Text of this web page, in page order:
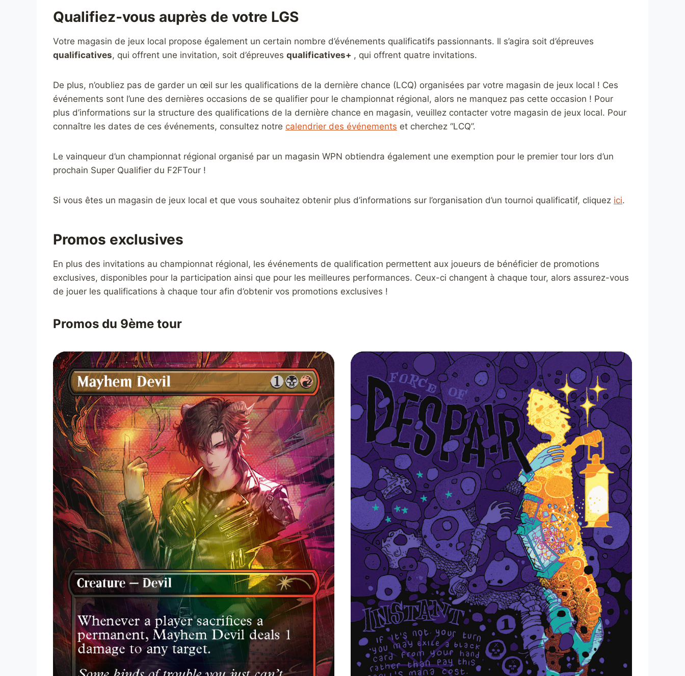
Qualifiez-vous auprès de votre LGS
Votre magasin de jeux local propose également un certain nombre d’événements qualificatifs passionnants. Il s’agira soit d’épreuves
qualificatives, qui offrent une invitation, soit d’épreuves qualificatives+ , qui offrent quatre invitations.
De plus, n’oubliez pas de garder un œil sur les qualifications de la dernière chance (LCQ) organisées par votre magasin de jeux local ! Ces
événements sont l’une des dernières occasions de se qualifier pour le championnat régional, alors ne manquez pas cette occasion ! Pour
plus d’informations sur la structure des qualifications de la dernière chance en magasin, veuillez contacter votre magasin de jeux local. Pour
connaître les dates de ces événements, consultez notre calendrier des événements et cherchez “LCQ”.
Le vainqueur d’un championnat régional organisé par un magasin WPN obtiendra également une exemption pour le premier tour lors d’un
prochain Super Qualifier du F2FTour !
Si vous êtes un magasin de jeux local et que vous souhaitez obtenir plus d’informations sur l’organisation d’un tournoi qualificatif, cliquez ici.
Promos exclusives
En plus des invitations au championnat régional, les événements de qualification permettent aux joueurs de bénéficier de promotions
exclusives, disponibles pour la participation ainsi que pour les meilleures performances. Ceux-ci changent à chaque tour, alors assurez-vous
de jouer les qualifications à chaque tour afin d’obtenir vos promotions exclusives !
Promos du 9ème tour